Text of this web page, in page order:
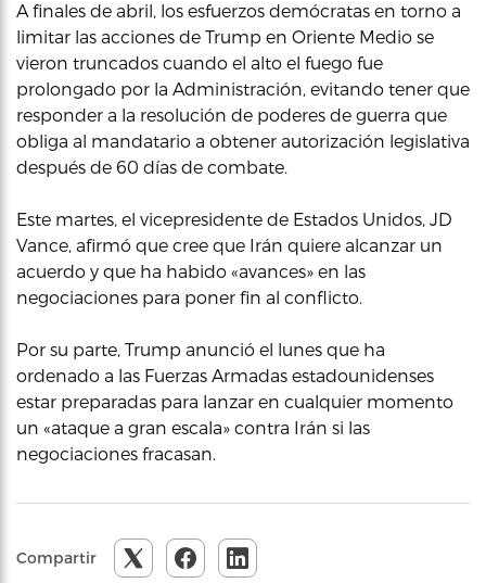
A finales de abril, los esfuerzos demócratas en torno a
limitar las acciones de Trump en Oriente Medio se
vieron truncados cuando el alto el fuego fue
prolongado por la Administración, evitando tener que
responder a la resolución de poderes de guerra que
obliga al mandatario a obtener autorización legislativa
después de 60 días de combate.
Este martes, el vicepresidente de Estados Unidos, JD
Vance, afirmó que cree que Irán quiere alcanzar un
acuerdo y que ha habido «avances» en las
negociaciones para poner fin al conflicto.
Por su parte, Trump anunció el lunes que ha
ordenado a las Fuerzas Armadas estadounidenses
estar preparadas para lanzar en cualquier momento
un «ataque a gran escala» contra Irán si las
negociaciones fracasan.
Compartir